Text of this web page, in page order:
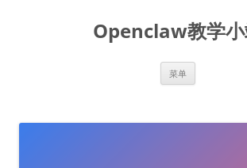
Openclaw教学
菜单